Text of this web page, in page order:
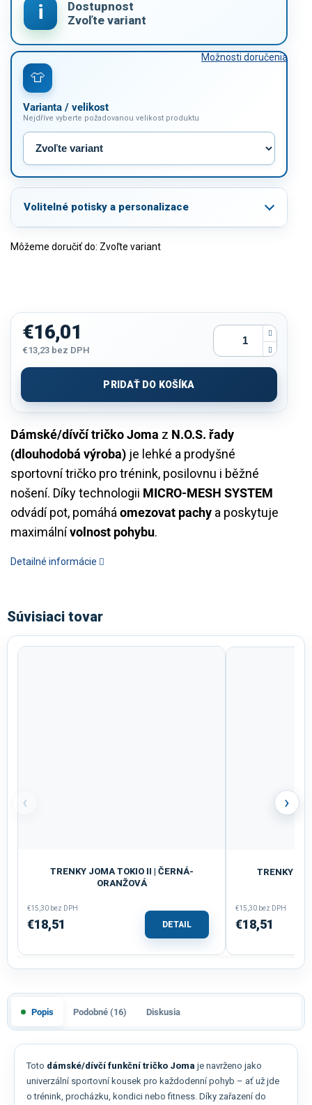
Varianta / velikost
Nejdříve vyberte požadovanou velikost produktu
Volitelné potisky a personalizace
Môžeme doručiť do: Zvoľte variant
Možnosti doručenia
Dámské/dívčí tričko Joma z N.O.S. řady
(dlouhodobá výroba) je lehké a prodyšné
sportovní tričko pro trénink, posilovnu i běžné
nošení. Díky technologii MICRO-MESH SYSTEM
odvádí pot, pomáhá omezovat pachy a poskytuje
maximálnívolnost pohybu.
Detailné informácie
€16,01
€13,23 bez DPH
cena:
PRIDAŤ DO KOŠÍKA
Súvisiaci tovar
‹
TRENKY JOMA TOKIO II | ČERNÁ-
ORANŽOVÁ
€15,30 bez DPH
€18,51 DETAIL
TRENKY
€15,30 bez DPH
€18,51
›
Popis Podobné (16) Diskusia
Toto dámské/dívčí funkční tričko Joma je navrženo jako
univerzální sportovní kousek pro každodenní pohyb – ať už jde
o trénink, procházku, kondici nebo fitness. Díky zařazení do